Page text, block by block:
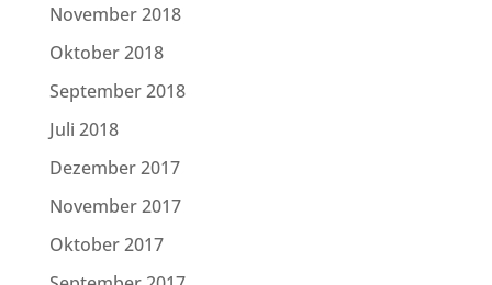
November 2018
Oktober 2018
September 2018
Juli 2018
Dezember 2017
November 2017
Oktober 2017